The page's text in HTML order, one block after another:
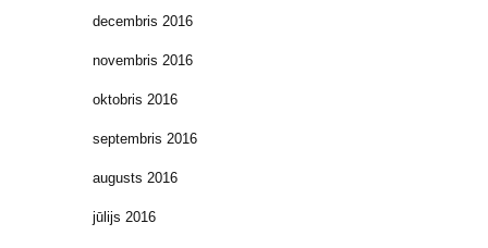
decembris 2016
novembris 2016
oktobris 2016
septembris 2016
augusts 2016
jūlijs 2016